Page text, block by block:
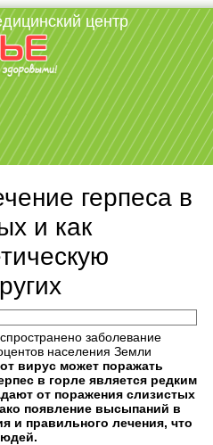
центр
герпеса в
и как
заболевание
населения Земли
вирус может поражать
в горле является редким
от поражения слизистых
появление высыпаний в
и правильного лечения, что